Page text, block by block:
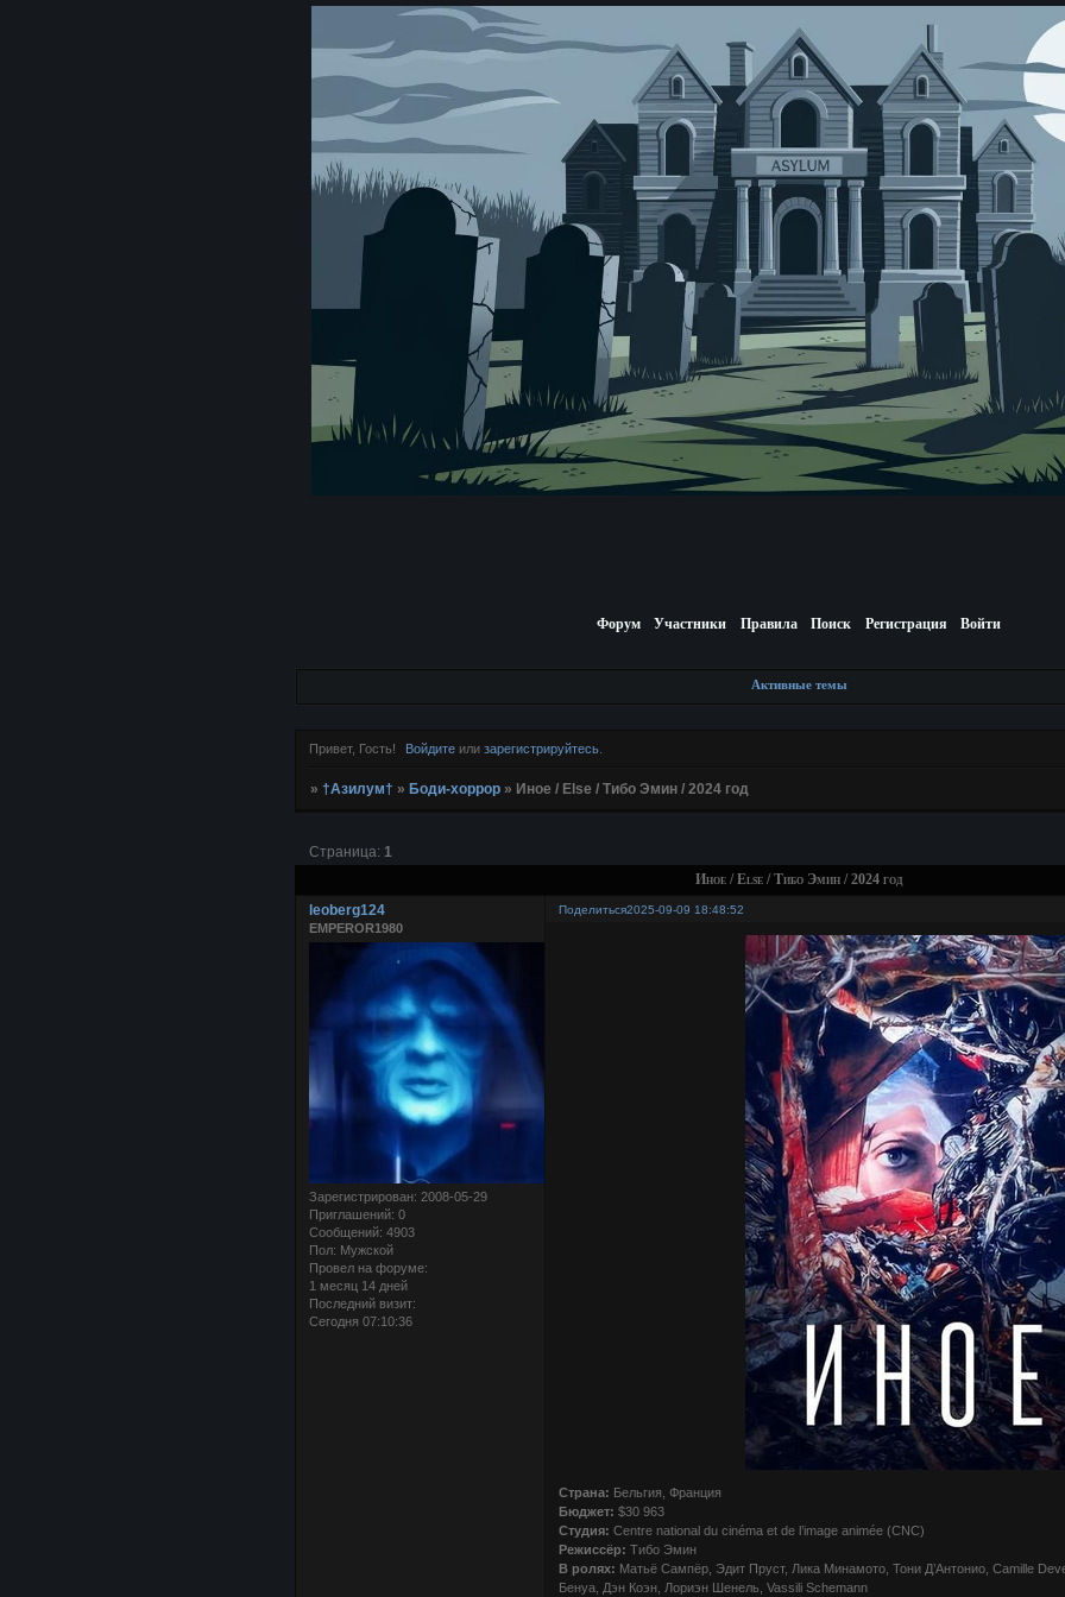
Форум Участники Правила Поиск Регистрация Войти
Активные темы
Привет, Гость! Войдите или зарегистрируйтесь
» †Азилум† » Боди-хоррор » Иное / Else / Тибо Эмин / 2024 год
Иное / Else / Тибо Эмин / 2024 год
Страница: 1
Поделиться2025-09-09 18:48:52
leoberg124
EMPEROR1980
Зарегистрирован: 2008-05-29
Приглашений: 0
Сообщений: 4903
Пол: Мужской
Провел на форуме:
1 месяц 14 дней
Последний визит:
Сегодня 07:10:36
Страна: Бельгия, Франция
Бюджет: $30 963
Студия: Centre national du cinéma et de l’image animée (CNC)
Режиссёр: Тибо Эмин
В ролях: Матьё Сампёр, Эдит Пруст, Лика Минамото, Тони Д’Антонио, Camille
Бенуа, Дэн Коэн, Лориэн Шенель, Vassili Schemann